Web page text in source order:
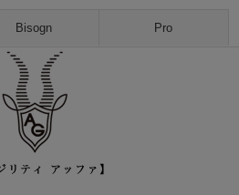
Bisogn Pro